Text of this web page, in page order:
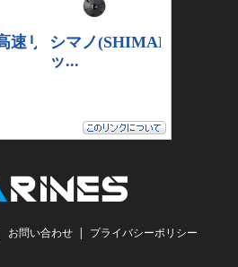
お問い合わせ プライバシーポリシー